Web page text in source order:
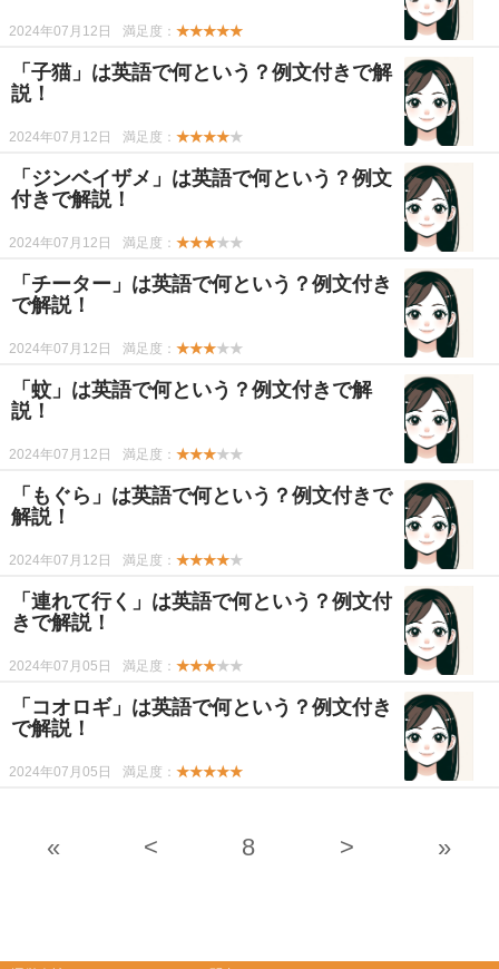
2024年07月12日 満足度： ★★★★★
「子猫」は英語で何という？例文付きで解
説！
2024年07月12日 満足度： ★★★★★
「ジンベイザメ」は英語で何という？例文
付きで解説！
2024年07月12日 満足度： ★★★★★
「チーター」は英語で何という？例文付き
で解説！
2024年07月12日 満足度： ★★★★★
「蚊」は英語で何という？例文付きで解
説！
2024年07月12日 満足度： ★★★★★
「もぐら」は英語で何という？例文付きで
解説！
2024年07月12日 満足度： ★★★★★
「連れて行く」は英語で何という？例文付
きで解説！
2024年07月05日 満足度： ★★★★★
「コオロギ」は英語で何という？例文付き
で解説！
2024年07月05日 満足度： ★★★★★
« < 8 > »